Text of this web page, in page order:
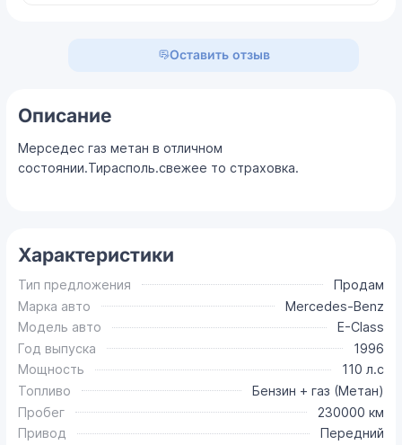
Оставить отзыв
Описание
Мерседес газ метан в отличном
состоянии.Тирасполь.свежее то страховка.
Характеристики
Тип предложения
Продам
Марка авто
Mercedes-Benz
Модель авто
E-Class
Год выпуска
1996
Мощность
110 л.с
Топливо
Бензин + газ (Метан)
Пробег
230000 км
Привод
Передний